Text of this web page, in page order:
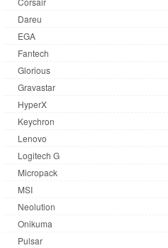
Dareu
EGA
Fantech
Glorious
Gravastar
HyperX
Keychron
Lenovo
Logitech G
Micropack
MSI
Neolution
Onikuma
Pulsar